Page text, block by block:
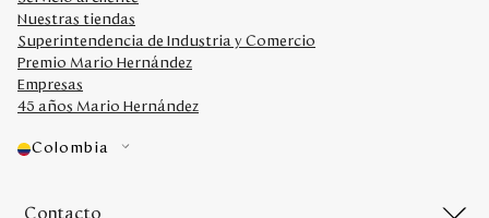
Nuestras tiendas
Superintendencia de Industria y Comercio
Premio Mario Hernández
Empresas
45 años Mario Hernández
Colombia
Contacto